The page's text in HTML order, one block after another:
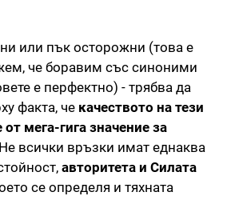
или пък осторожни (това е
че боравим със синоними
е перфектно) - трябва да
факта, че качеството на тези
мега-гига значение за
Не всички връзки имат еднаква
авторитета и Силата
се определя и тяхната